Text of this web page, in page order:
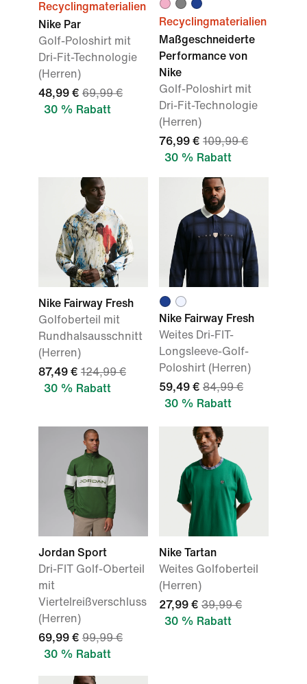
Recyclingmaterialien
Nike Par
Golf-Poloshirt mit
Dri-Fit-Technologie
(Herren)
48,99 € 69,99 €
30 % Rabatt
Recyclingmaterialien
Maßgeschneiderte
Performance von
Nike
Golf-Poloshirt mit
Dri-Fit-Technologie
(Herren)
76,99 € 109,99 €
30 % Rabatt
Nike Fairway Fresh
Golfoberteil mit
Rundhalsausschnitt
(Herren)
87,49 € 124,99 €
30 % Rabatt
Nike Fairway Fresh
Weites Dri-FIT-
Longsleeve-Golf-
Poloshirt (Herren)
59,49 € 84,99 €
30 % Rabatt
Jordan Sport
Dri-FIT Golf-Oberteil
mit
Viertelreißverschluss
(Herren)
69,99 € 99,99 €
30 % Rabatt
Nike Tartan
Weites Golfoberteil
(Herren)
27,99 € 39,99 €
30 % Rabatt